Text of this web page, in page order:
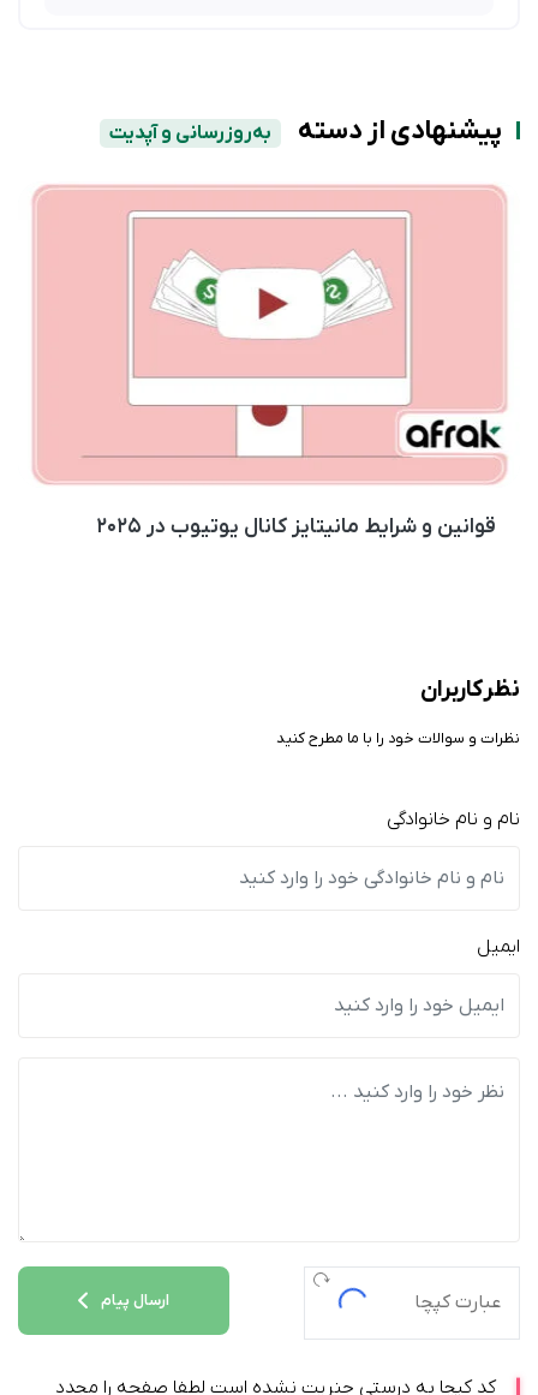
پیشنهادی از دسته به‌روزرسانی و آپدیت
قوانین و شرایط مانیتایز کانال یوتیوب در ۲۰۲۵
نظر کاربران
نظرات و سوالات خود را با ما مطرح کنید
نام و نام خانوادگی
ایمیل
ارسال پیام
کد کپچا به درستی جنریت نشده است لطفا صفحه را مجدد